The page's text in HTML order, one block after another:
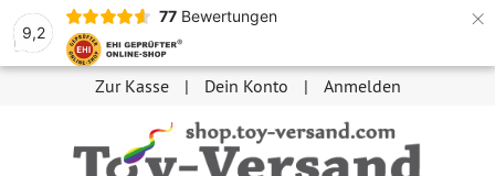
9,2
77 Bewertungen ×
Zur Kasse Dein Konto Anmelden